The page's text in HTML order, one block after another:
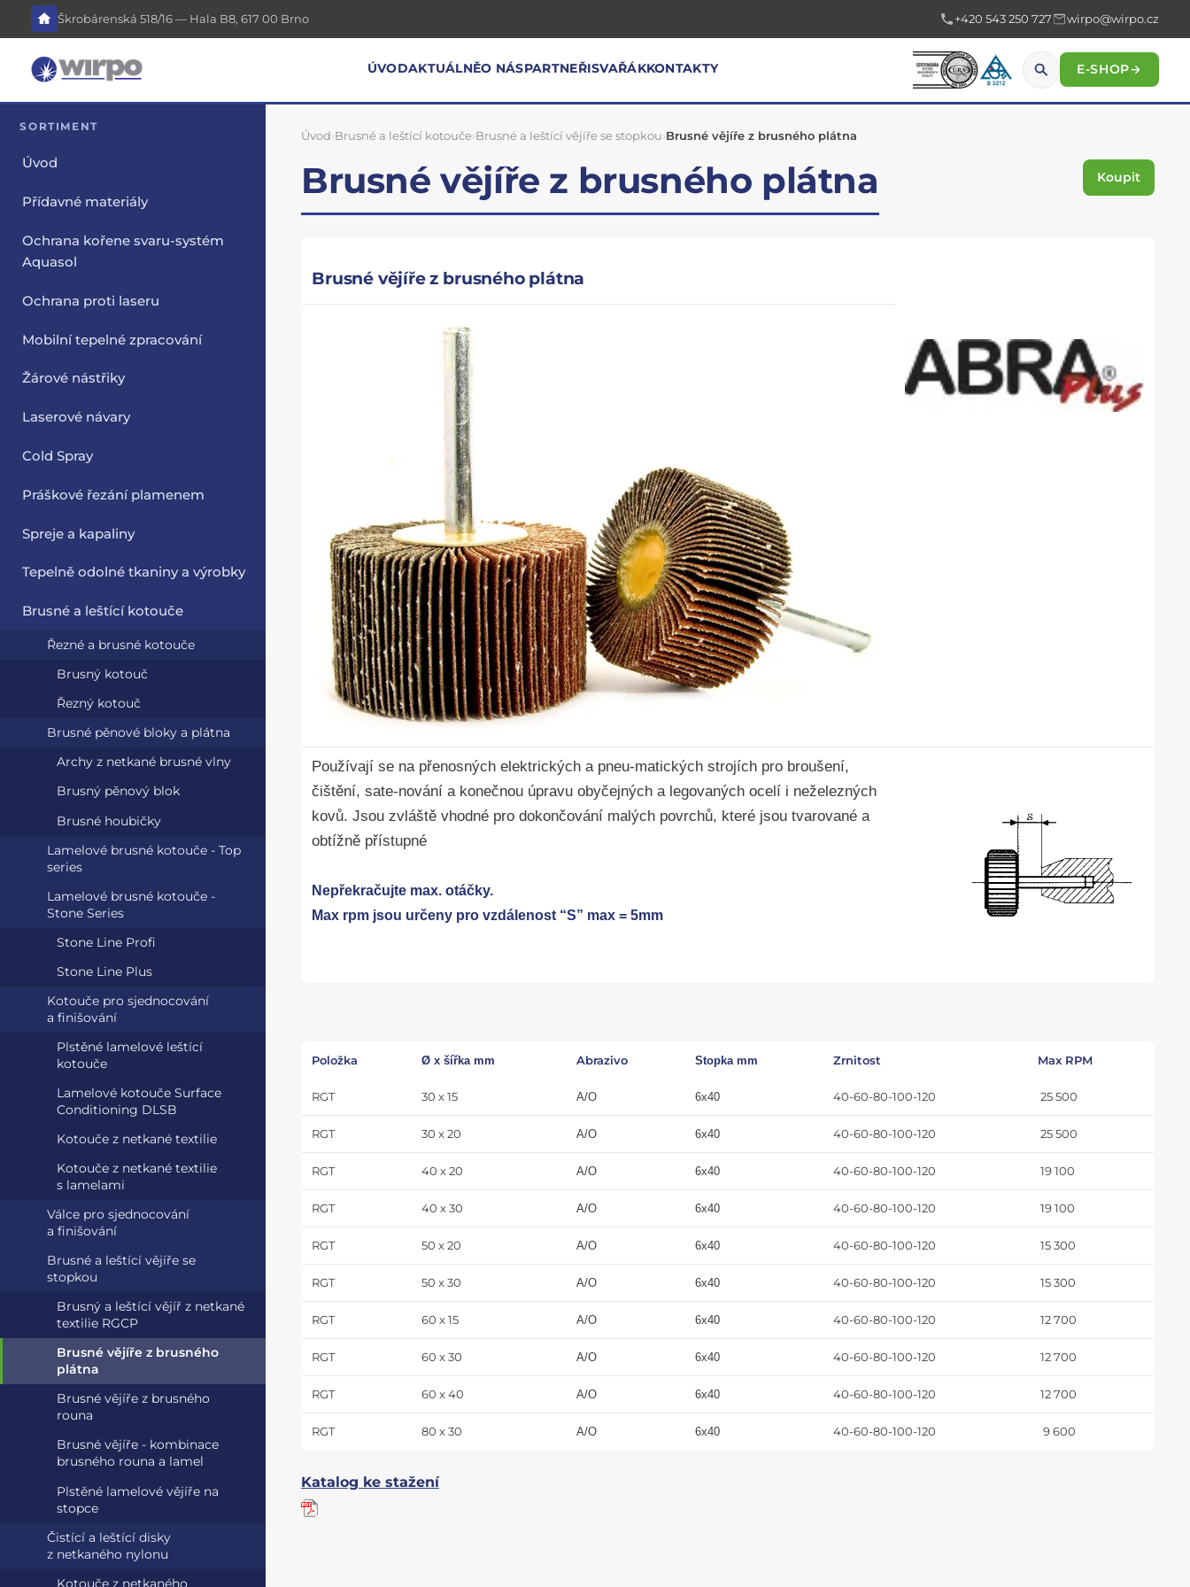
Škrobárenská 518/16 — Hala B8, 617 00 Brno +420 543 250 727 wirpo@wirpo.cz
ÚVODAKTUÁLNĚO NÁSPARTNEŘISVAŘÁKKONTAKTY E-SHOP→
SORTIMENT
Úvod
Přídavné materiály
Ochrana kořene svaru-systém
Aquasol
Ochrana proti laseru
Mobilní tepelné zpracování
Žárové nástřiky
Laserové návary
Cold Spray
Práškové řezání plamenem
Spreje a kapaliny
Tepelně odolné tkaniny a výrobky
Brusné a leštící kotouče
Řezné a brusné kotouče
Brusný kotouč
Řezný kotouč
Brusné pěnové bloky a plátna
Archy z netkané brusné vlny
Brusný pěnový blok
Brusné houbičky
Lamelové brusné kotouče - Top
series
Lamelové brusné kotouče -
Stone Series
Stone Line Profi
Stone Line Plus
Kotouče pro sjednocování
a finišování
Plstěné lamelové leštící
kotouče
Lamelové kotouče Surface
Conditioning DLSB
Kotouče z netkané textilie
Kotouče z netkané textilie
s lamelami
Válce pro sjednocování
a finišování
Brusné a leštící vějíře se
stopkou
Brusný a leštící vějíř z netkané
textilie RGCP
Brusné vějíře z brusného
plátna
Brusné vějíře z brusného
rouna
Brusné vějíře - kombinace
brusného rouna a lamel
Plstěné lamelové vějíře na
stopce
Čistící a leštící disky
z netkaného nylonu
Kotouče z netkaného
Úvod›Brusné a leštící kotouče›Brusné a leštící vějíře se stopkou›Brusné vějíře z brusného plátna
Brusné vějíře z brusného plátna Koupit
Brusné vějíře z brusného plátna
Používají se na přenosných elektrických a pneu-matických strojích pro broušení,
čištění, sate-nování a konečnou úpravu obyčejných a legovanýchocelí i neželezných
kovů. Jsou zvláště vhodné prodokončování malých povrchů, které jsou tvarovanéa
obtížně přístupné
Nepřekračujte max. otáčky.
Max rpm jsou určeny pro vzdálenost “S” max = 5mm
Položka Ø xšířka mm Abrazivo Stopkamm Zrnitost Max RPM
RGT 30 x 15 A/O 6x40 40-60-80-100-120 25 500
RGT 30 x 20 A/O 6x40 40-60-80-100-120 25 500
RGT 40 x 20 A/O 6x40 40-60-80-100-120 19 100
RGT 40 x 30 A/O 6x40 40-60-80-100-120 19 100
RGT 50 x 20 A/O 6x40 40-60-80-100-120 15 300
RGT 50 x 30 A/O 6x40 40-60-80-100-120 15 300
RGT 60 x 15 A/O 6x40 40-60-80-100-120 12 700
RGT 60 x 30 A/O 6x40 40-60-80-100-120 12 700
RGT 60 x 40 A/O 6x40 40-60-80-100-120 12 700
RGT 80 x 30 A/O 6x40 40-60-80-100-120 9 600
Katalog ke stažení